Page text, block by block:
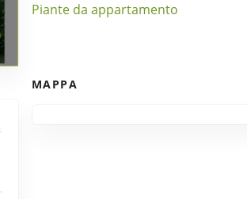
Piante da appartamento
MAPPA